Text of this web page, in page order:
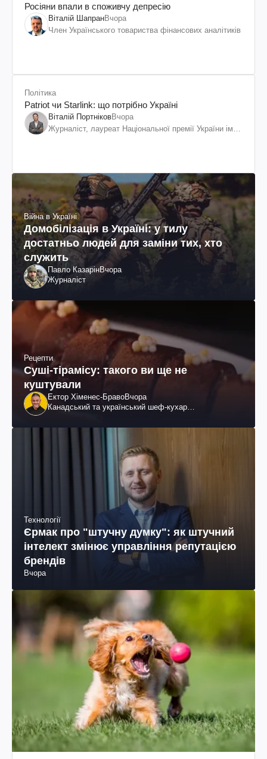
Росіяни впали в споживчу депресію
Віталій ШапранВчора
Член Українського товариства фінансових аналітиків
Політика
Patriot чи Starlink: що потрібно Україні
Віталій ПортніковВчора
Журналіст, лауреат Національної премії України ім.
Війна в Україні
Домобілізація в Україні: у тилу
достатньо людей для заміни тих, хто
служить
Павло КазарінВчора
Журналіст
Рецепти
Суші-тірамісу: такого ви ще не
куштували
Ектор Хіменес-БравоВчора
Канадський та український шеф-кухар
Технології
Єрмак про "штучну думку": як штучний
інтелект змінює управління репутацією
брендів
Вчора